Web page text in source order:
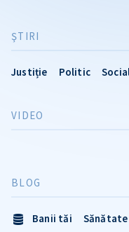
ŞTIRI
Justiție Politic
VIDEO
BLOG
Banii tăi Sănătate